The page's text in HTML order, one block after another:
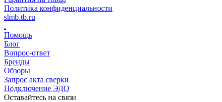
Политика конфиденциальности
slmb.tb.ru
.
Помощь
Блог
Вопрос-ответ
Бренды
Обзоры
Запрос акта сверки
Подключение ЭДО
Оставайтесь на связи